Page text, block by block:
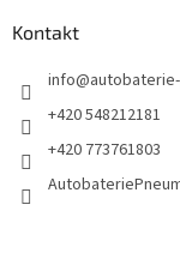
Kontakt
info@
+420 548212181
+420 773761803